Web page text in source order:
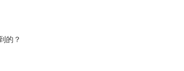
的？